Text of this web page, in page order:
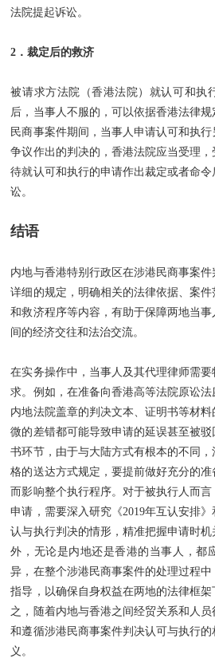
法院提起诉讼。
2．裁定后的救济
被请求方法院（香港法院）就认可和执
后，当事人不服的，可以依据香港法律
民商事案件期间，当事人申请认可和执
争议作出的判决的，香港法院应当受理，
待就认可和执行的申请作出裁定或者命
讼。
结语
内地与香港特别行政区在涉港民商事案
详细的规定，明确相关的法律依据、案
和救济程序等内容，有助于保障两地当
间的经济交往和法治交流。
在实务操作中，当事人及其代理律师需
求。例如，在准备向香港高等法院原讼
内地法院盖章的判决文本、证明书等材
微的差错都可能导致申请的延误甚至被
书环节，由于与大陆方式有根本的不同
格的送达方式规定，要提前做好充分的
而影响整个执行程序。对于被执行人而
申请，需要深入研究《2019年互认安排
认与执行判决的情形，精准把握申请时
外，无论是内地还是香港的当事人，都
异，在整个涉港民商事案件的处理过程
指导，以确保自身权益在两地的法律框
之，随着内地与香港之间经贸关系和人
和遵循涉港民商事案件判决认可与执行
义。